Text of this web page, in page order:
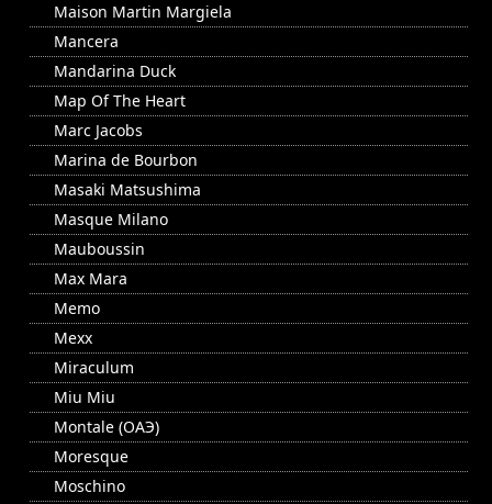
Maison Martin Margiela
Mancera
Mandarina Duck
Map Of The Heart
Marc Jacobs
Marina de Bourbon
Masaki Matsushima
Masque Milano
Mauboussin
Max Mara
Memo
Mexx
Miraculum
Miu Miu
Montale (ОАЭ)
Moresque
Moschino